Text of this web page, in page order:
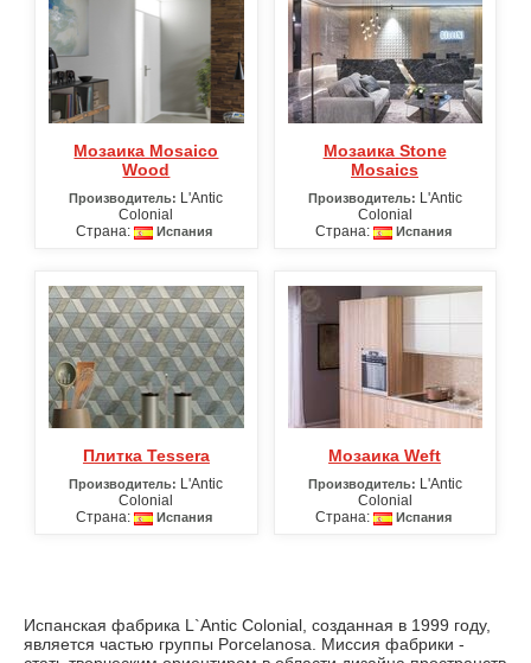
Мозаика Mosaico
Wood
Производитель: L'Antic
Colonial
Страна:
Испания
Мозаика Stone
Mosaics
Производитель: L'Antic
Colonial
Страна:
Испания
Плитка Tessera
Производитель: L'Antic
Colonial
Страна:
Испания
Мозаика Weft
Производитель: L'Antic
Colonial
Страна:
Испания
Испанская фабрика L`Antic Colonial, созданная в 1999 году,
является частью группы Porcelanosa. Миссия фабрики -